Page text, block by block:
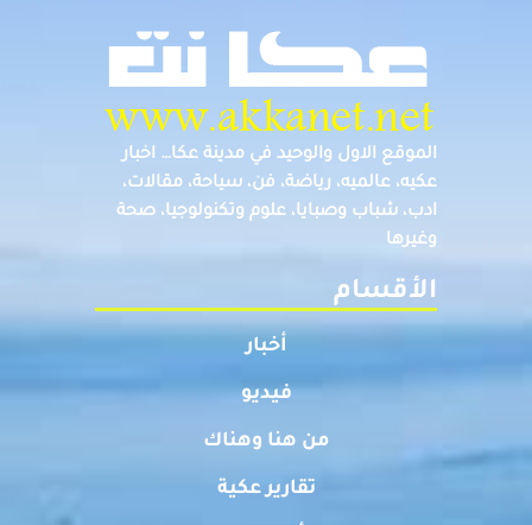
الموقع الاول والوحيد في مدينة عكا… اخبار
عكيه، عالميه، رياضة، فن، سياحة، مقالات،
ادب، شباب وصبايا، علوم وتكنولوجيا، صحة
وغيرها
الأقسام
أخبار
فيديو
من هنا وهناك
تقارير عكية